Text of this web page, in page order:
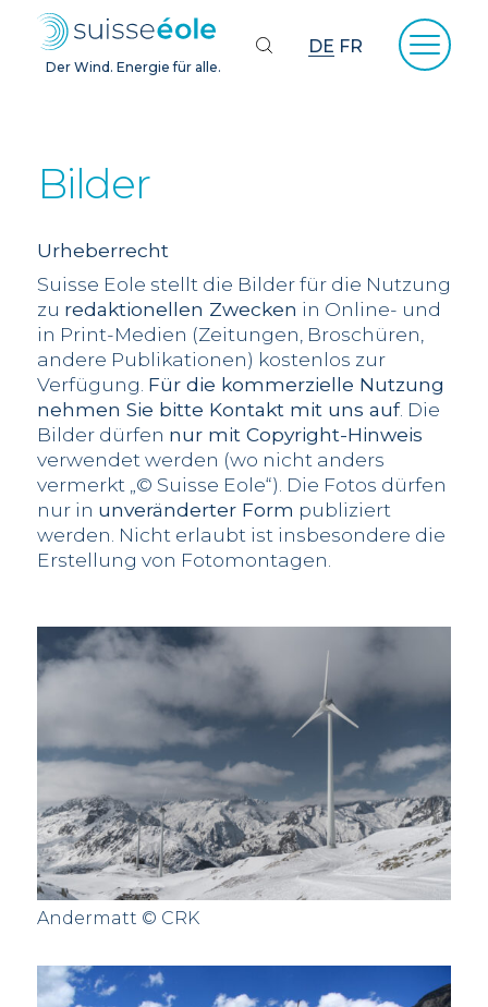
Der Wind. Energie für alle.
DE FR
Bilder
Urheberrecht
Suisse Eole stellt die Bilder für die Nutzung
zu redaktionellen Zwecken in Online- und
in Print-Medien (Zeitungen, Broschüren,
andere Publikationen) kostenlos zur
Verfügung. Für die kommerzielle Nutzung
nehmen Sie bitte Kontakt mit uns auf. Die
Bilder dürfen nur mit Copyright-Hinweis
verwendet werden (wo nicht anders
vermerkt „© Suisse Eole“). Die Fotos dürfen
nur in unveränderter Form publiziert
werden. Nicht erlaubt ist insbesondere die
Erstellung von Fotomontagen.
Andermatt © CRK